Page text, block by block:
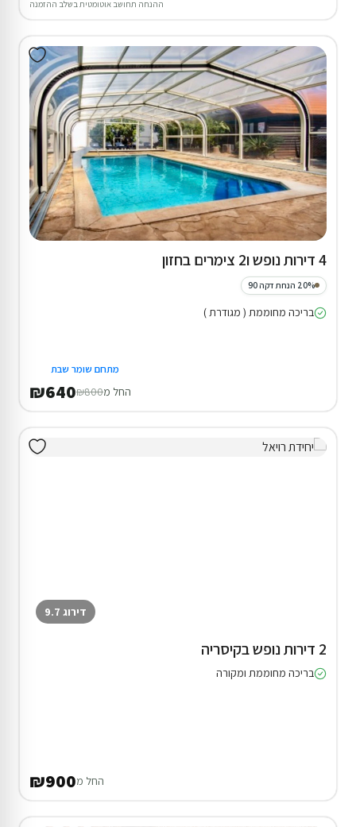
ההנחה תחושב אוטומטית בשלב ההזמנה
4 דירות נופש ו2 צימרים בחזון
20% הנחת דקה 90
בריכה מחוממת ( מגודרת )
מתחם שומר שבת
החל מ₪800
₪640
דירוג 9.7
2 דירות נופש בקיסריה
בריכה מחוממת ומקורה
החל מ₪900